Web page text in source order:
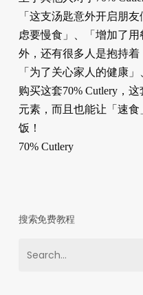
「这支汤匙意外开启朋
虑要慢食」、「增加了
外，还有很多人是抱持着
「为了关心家人的健康
购买这套70% Cutlery，
元素，而且也能让「速
饭！
70% Cutlery
搜索免费教程